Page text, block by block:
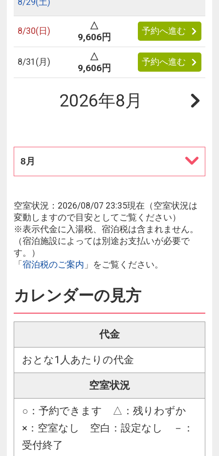
8/30(日)
△
9,606円
予約へ進む
8/31 (月)
△
9,606円
予約へ進む
2026年8月
8月
空室状況：2026/08/07 23:35現在（空室状況は
変動しますので目安としてご覧ください）
※表示代金に入湯税、宿泊税は含まれません。
（宿泊施設によっては別途お支払いが必要で
す。）
「 宿泊税のご案内 」をご覧ください。
カレンダーの見方
代金
おとな1人あたりの代金
空室状況
○：予約できます △：残りわずか
×：空室なし 空白：設定なし －：
受付終了